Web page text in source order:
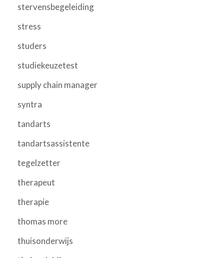
stervensbegeleiding
stress
studers
studiekeuzetest
supply chain manager
syntra
tandarts
tandartsassistente
tegelzetter
therapeut
therapie
thomas more
thuisonderwijs